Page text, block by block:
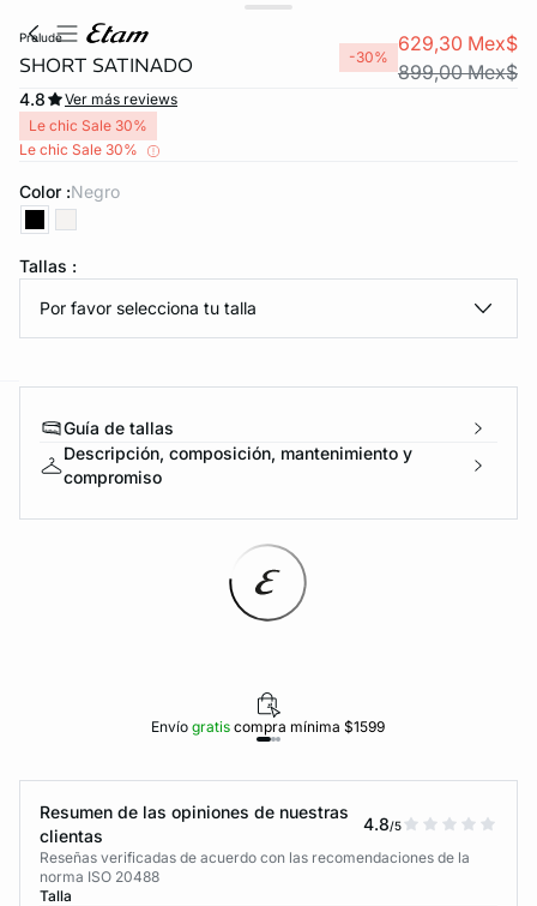
DE PANTIES
ahora
prelude
SHORT SATINADO -30%
629,30 Mex$
899,00 Mex$
4.8
Ver más reviews
Le chic Sale 30%
Le chic Sale 30%
Color : negro
Tallas :
Por favor selecciona tu talla
Guía de tallas
Descripción, composición, mantenimiento y
compromiso
Envíogratiscompra mínima $1599
Resumen de las opiniones de nuestras
clientas
4.8/5
Reseñas verificadas de acuerdo con las recomendaciones de la
norma ISO 20488
Talla